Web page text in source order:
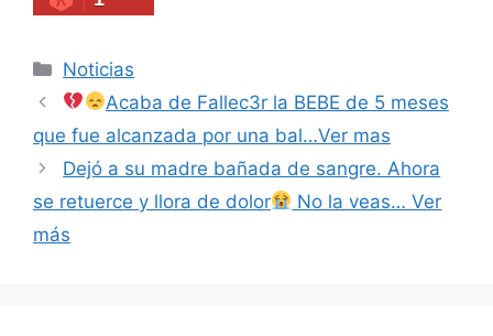
Categories
Noticias
Acaba de Fallec3r la BEBE de 5 meses
que fue alcanzada por una bal…Ver mas
Dejó a su madre bañada de sangre. Ahora
se retuerce y llora de dolor
No la veas… Ver
más